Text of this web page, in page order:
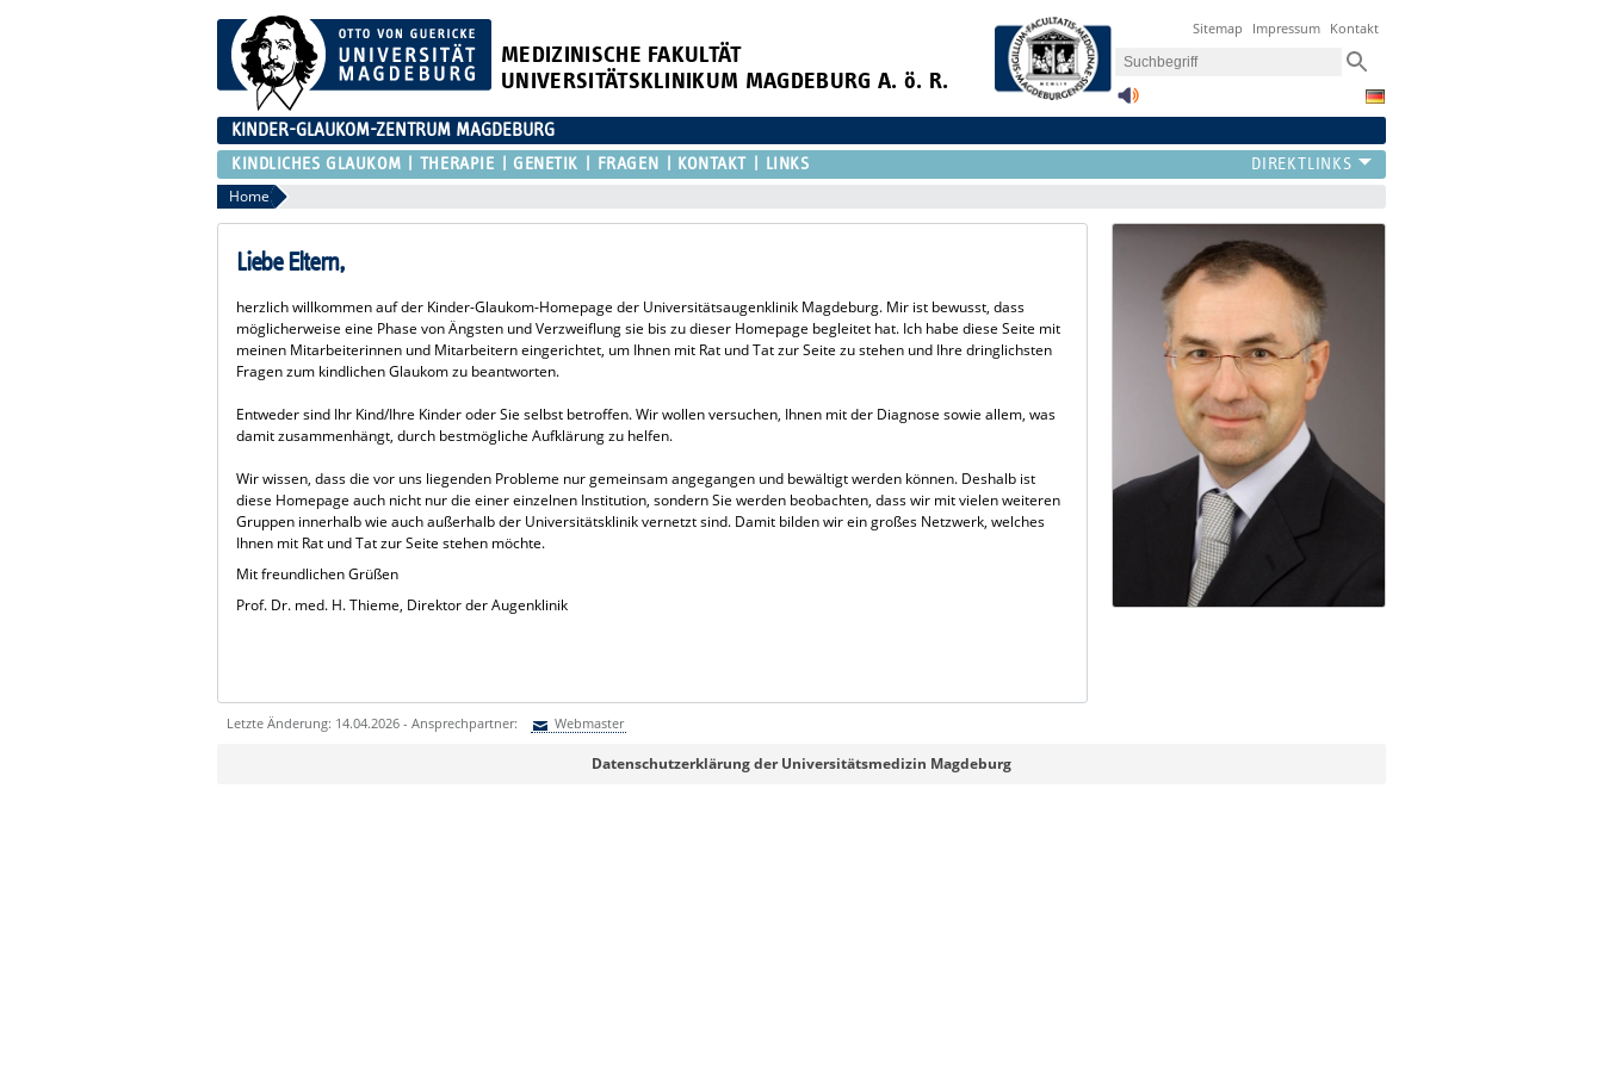
MEDIZINISCHE FAKULTÄT
UNIVERSITÄTSKLINIKUM MAGDEBURG A. ö. R.
Sitemap Impressum Kontakt
KINDER-GLAUKOM-ZENTRUM MAGDEBURG
KINDLICHES GLAUKOM THERAPIE GENETIK FRAGEN KONTAKT LINKS
Home
Liebe Eltern,
herzlich willkommen auf der Kinder-Glaukom-Homepage der Universitätsaugenklinik Magdeburg. Mir ist bewusst, dass
möglicherweise eine Phase von Ängsten und Verzweiflung sie bis zu dieser Homepage begleitet hat. Ich habe diese Seite mit
meinen Mitarbeiterinnen und Mitarbeitern eingerichtet, um Ihnen mit Rat und Tat zur Seite zu stehen und Ihre dringlichsten
Fragen zum kindlichen Glaukom zu beantworten.
Entweder sind Ihr Kind/Ihre Kinder oder Sie selbst betroffen. Wir wollen versuchen, Ihnen mit der Diagnose sowie allem, was
damit zusammenhängt, durch bestmögliche Aufklärung zu helfen.
Wir wissen, dass die vor uns liegenden Probleme nur gemeinsam angegangen und bewältigt werden können. Deshalb ist
diese Homepage auch nicht nur die einer einzelnen Institution, sondern Sie werden beobachten, dass wir mit vielen weiteren
Gruppen innerhalb wie auch außerhalb der Universitätsklinik vernetzt sind. Damit bilden wir ein großes Netzwerk, welches
Ihnen mit Rat und Tat zur Seite stehen möchte.
Mit freundlichen Grüßen
Prof. Dr. med. H. Thieme, Direktor der Augenklinik
Letzte Änderung: 14.04.2026 - Ansprechpartner: Webmaster
WebmasterDatenschutzerklärung der Universitätsmedizin Magdeburg